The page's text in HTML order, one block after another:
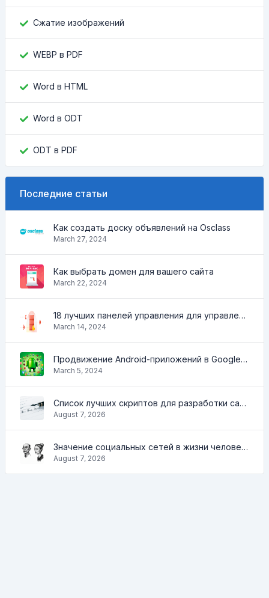
Сжатие изображений
WEBP в PDF
Word в HTML
Word в ODT
ODT в PDF
Последние статьи
Как создать доску объявлений на Osclass
March 27, 2024
Как выбрать домен для вашего сайта
March 22, 2024
18 лучших панелей управления для управления VPS
March 14, 2024
Продвижение Android-приложений в Google Play Market: эффективные инструменты и стратегии
March 5, 2024
Список лучших скриптов для разработки сайтов
August 7, 2026
Значение социальных сетей в жизни человека
August 7, 2026